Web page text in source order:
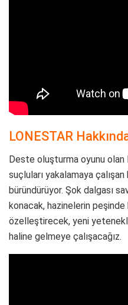
LONESTAR
Deste oluşturma oyunu olan
suçluları yakalamaya çalışan
büründürüyor. Şok dalgası
konacak, hazinelerin
özelleştirecek, yeni
haline gelmeye çalışacağız.